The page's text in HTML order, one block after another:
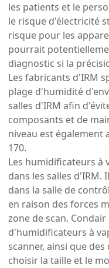
les patients et le
le risque d'électricité
risque pour les
pourrait
diagnostic si la
Les fabricants d'IRM
plage d'humidité
salles d'IRM afin
composants et de
niveau est également
170.
Les humidificateurs à
dans les salles d'IRM.
dans la salle de
en raison des forces
zone de scan.
d'humidificateurs à
scanner, ainsi que
choisir la taille et le